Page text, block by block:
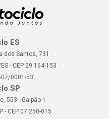
ES
dos Santos, 731
- CEP 29.164-153
0001-53
SP
553 - Galpão 1
- CEP 07.250-015